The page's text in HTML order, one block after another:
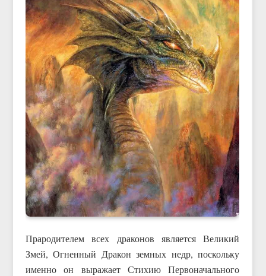
Прародителем всех драконов является Великий
Змей, Огненный Дракон земных недр, поскольку
именно он выражает Стихию Первоначального